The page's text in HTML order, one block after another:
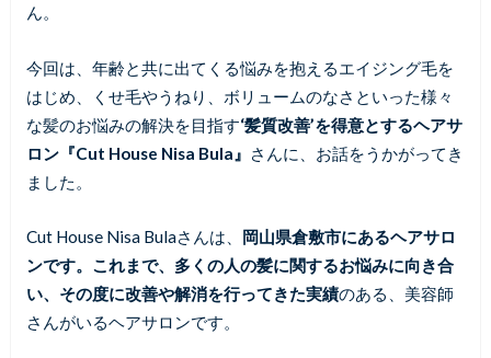
ん。
今回は、年齢と共に出てくる悩みを抱えるエイジング毛を
はじめ、くせ毛やうねり、ボリュームのなさといった様々
な髪のお悩みの解決を目指す‘髪質改善’を得意とするヘアサ
ロン『Cut House Nisa Bula』 さんに、お話をうかがってき
ました。
Cut House Nisa Bulaさんは、
岡山県倉敷市にあるヘアサロ
ンです。これまで、多くの人の髪に関するお悩みに向き合
い、その度に改善や解消を行ってきた実績のある、美容師
さんがいるヘアサロンです。